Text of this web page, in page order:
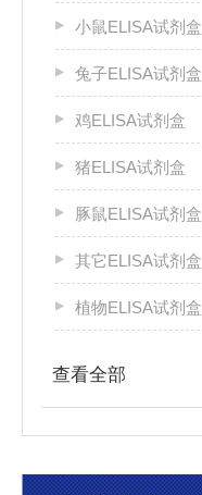
小鼠ELISA试剂盒
兔子ELISA试剂盒
鸡ELISA试剂盒
猪ELISA试剂盒
豚鼠ELISA试剂盒
其它ELISA试剂盒
植物ELISA试剂盒
查看全部